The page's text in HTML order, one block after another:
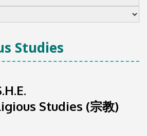
Studies
Studies (宗教)